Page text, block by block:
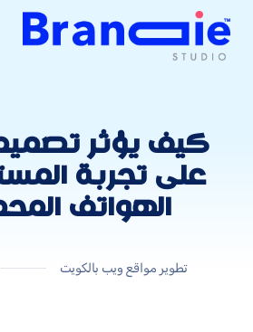
كيف يؤثر
على تجربة
الهواتف
تطوير مواقع ويب بالكويت